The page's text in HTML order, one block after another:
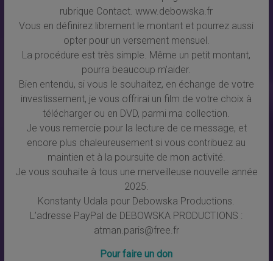
rubrique Contact. www.debowska.fr
Vous en définirez librement le montant et pourrez aussi
opter pour un versement mensuel.
La procédure est très simple. Même un petit montant,
pourra beaucoup m’aider.
Bien entendu, si vous le souhaitez, en échange de votre
investissement, je vous offrirai un film de votre choix à
télécharger ou en DVD, parmi ma collection.
Je vous remercie pour la lecture de ce message, et
encore plus chaleureusement si vous contribuez au
maintien et à la poursuite de mon activité.
Je vous souhaite à tous une merveilleuse nouvelle année
2025.
Konstanty Udala pour Debowska Productions.
L’adresse PayPal de DEBOWSKA PRODUCTIONS :
atman.paris@free.fr
Pour faire un don